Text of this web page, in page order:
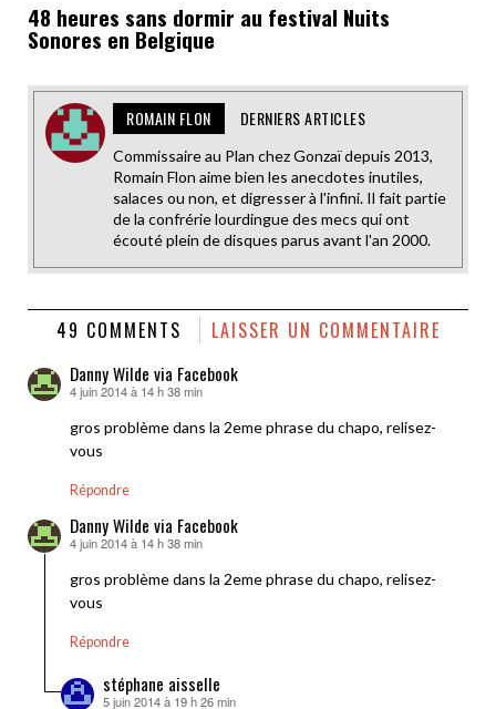
48 heures sans dormir au festival Nuits
Sonores en Belgique
ROMAIN FLON DERNIERS ARTICLES
Commissaire au Plan chez Gonzaï depuis 2013,
Romain Flon aime bien les anecdotes inutiles,
salaces ou non, et digresser à l'infini. Il fait partie
de la confrérie lourdingue des mecs qui ont
écouté plein de disques parus avant l'an 2000.
49 COMMENTS LAISSER UN COMMENTAIRE
Danny Wilde via Facebook
dit :
4 juin 2014 à 14 h 38 min
gros problème dans la 2eme phrase du chapo, relisez-
vous
Répondre
Danny Wilde via Facebook
dit :
4 juin 2014 à 14 h 38 min
gros problème dans la 2eme phrase du chapo, relisez-
vous
Répondre
stéphane aisselle
dit :
5 juin 2014 à 19 h 26 min